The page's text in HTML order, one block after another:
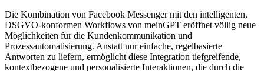
Die Kombination von Facebook Messenger mit den intelligenten,
DSGVO-konformen Workflows von meinGPT eröffnet völlig neue
Möglichkeiten für die Kundenkommunikation und
Prozessautomatisierung. Anstatt nur einfache, regelbasierte
Antworten zu liefern, ermöglicht diese Integration tiefgreifende,
kontextbezogene und personalisierte Interaktionen, die durch die